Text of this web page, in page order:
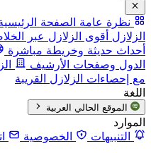
نظرة عامة الصفحة
الزلازل أقوى الزلازل عبر
أحداث حديثة وخريطة مباشرة
الدول وصفحات الأرشيف
مع إحصاءات الزلازل القريبة
اللغة
الموقع الحالي العربية
الموارد
التنبيهات
الخصوصية